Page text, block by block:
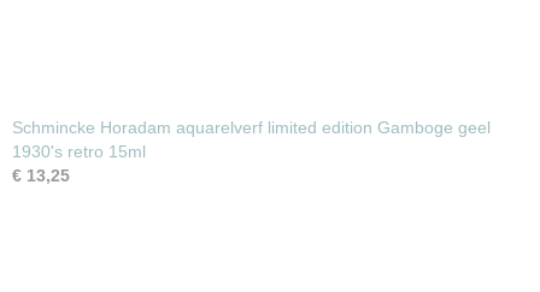
Schmincke Horadam aquarelverf limited edition Gamboge geel
1930's retro 15ml
€ 13,25